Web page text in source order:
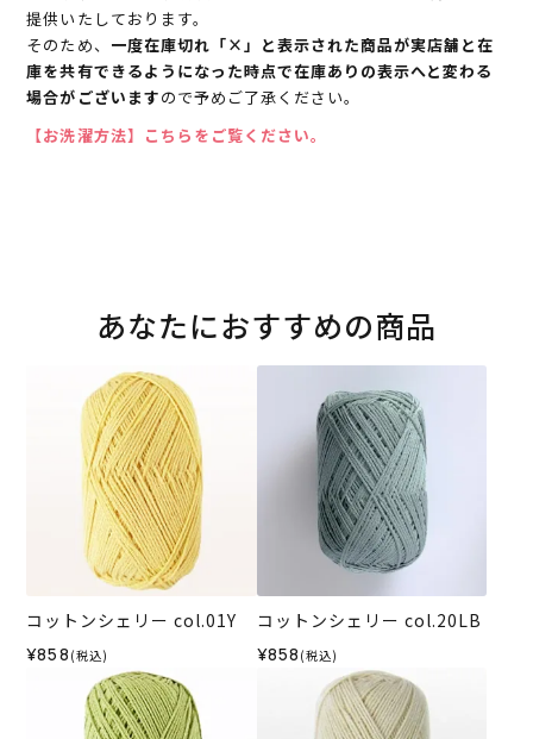
提供いたしております。
そのため、 一度在庫切れ「×」と表示された商品が実店舗と在
庫を共有できるようになった時点で在庫ありの表示へと変わる
場合がございますので予めご了承ください。
【お洗濯方法】こちらをご覧ください。
あなたにおすすめの商品
コットンシェリー col.01Y
¥858 (税込)
コットンシェリー col.20LB
¥858 (税込)